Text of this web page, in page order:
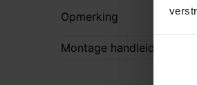
Opmerking
Montage handleiding